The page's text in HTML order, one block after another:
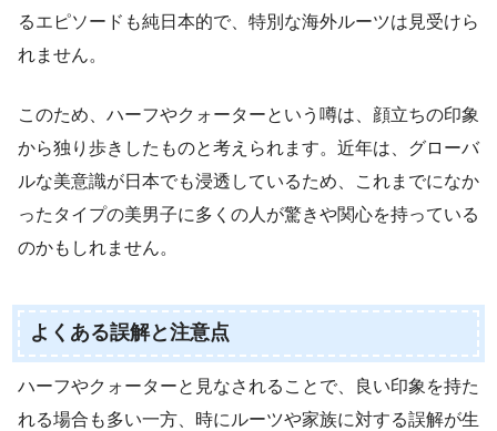
るエピソードも純日本的で、特別な海外ルーツは見受けら
れません。
このため、ハーフやクォーターという噂は、顔立ちの印象
から独り歩きしたものと考えられます。近年は、グローバ
ルな美意識が日本でも浸透しているため、これまでになか
ったタイプの美男子に多くの人が驚きや関心を持っている
のかもしれません。
よくある誤解と注意点
ハーフやクォーターと見なされることで、良い印象を持た
れる場合も多い一方、時にルーツや家族に対する誤解が生